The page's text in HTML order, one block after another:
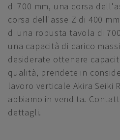
di 700 mm, una corsa
corsa dell'asse Z di 400
di una robusta tavola di
una capacità di carico
desiderate ottenere
qualità, prendete in
lavoro verticale Akira Seiki
abbiamo in vendita.
dettagli.